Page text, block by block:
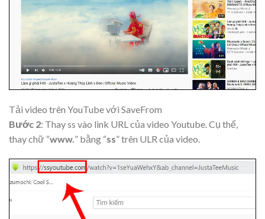
Tải video trên YouTube với SaveFrom
Bước 2: Thay ss vào link URL của video Youtube. Cụ thể,
thay chữ “www.” bằng “ss” trên ULR của video.